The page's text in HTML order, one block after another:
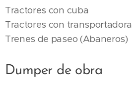
Tractores con cuba
Tractores con transportadora
Trenes de paseo (Abaneros)
Dumper de obra